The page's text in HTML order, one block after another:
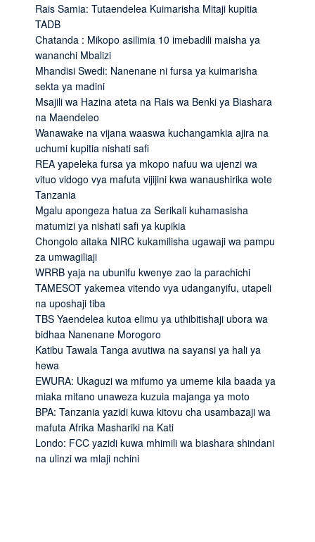
Rais Samia: Tutaendelea Kuimarisha Mitaji kupitia
TADB
Chatanda : Mikopo asilimia 10 imebadili maisha ya
wananchi Mbalizi
Mhandisi Swedi: Nanenane ni fursa ya kuimarisha
sekta ya madini
Msajili wa Hazina ateta na Rais wa Benki ya Biashara
na Maendeleo
Wanawake na vijana waaswa kuchangamkia ajira na
uchumi kupitia nishati safi
REA yapeleka fursa ya mkopo nafuu wa ujenzi wa
vituo vidogo vya mafuta vijijini kwa wanaushirika wote
Tanzania
Mgalu apongeza hatua za Serikali kuhamasisha
matumizi ya nishati safi ya kupikia
Chongolo aitaka NIRC kukamilisha ugawaji wa pampu
za umwagiliaji
WRRB yaja na ubunifu kwenye zao la parachichi
TAMESOT yakemea vitendo vya udanganyifu, utapeli
na uposhaji tiba
TBS Yaendelea kutoa elimu ya uthibitishaji ubora wa
bidhaa Nanenane Morogoro
Katibu Tawala Tanga avutiwa na sayansi ya hali ya
hewa
EWURA: Ukaguzi wa mifumo ya umeme kila baada ya
miaka mitano unaweza kuzuia majanga ya moto
BPA: Tanzania yazidi kuwa kitovu cha usambazaji wa
mafuta Afrika Mashariki na Kati
Londo: FCC yazidi kuwa mhimili wa biashara shindani
na ulinzi wa mlaji nchini